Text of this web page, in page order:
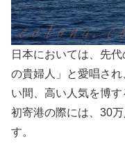
日本においては、先
の貴婦人」と愛唱さ
い間、高い人気を博
初寄港の際には、30
す。